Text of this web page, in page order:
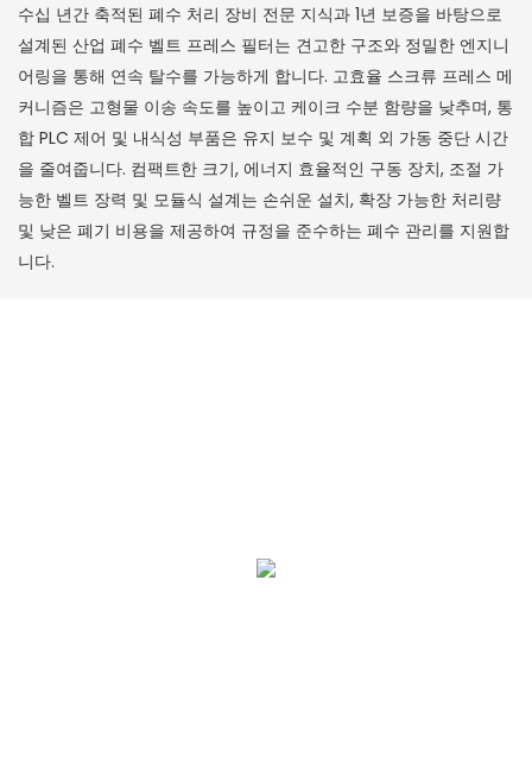
수십 년간 축적된 폐수 처리 장비 전문 지식과 1년 보증을 바탕으로
설계된 산업 폐수 벨트 프레스 필터는 견고한 구조와 정밀한 엔지니
어링을 통해 연속 탈수를 가능하게 합니다. 고효율 스크류 프레스 메
커니즘은 고형물 이송 속도를 높이고 케이크 수분 함량을 낮추며, 통
합 PLC 제어 및 내식성 부품은 유지 보수 및 계획 외 가동 중단 시간
을 줄여줍니다. 컴팩트한 크기, 에너지 효율적인 구동 장치, 조절 가
능한 벨트 장력 및 모듈식 설계는 손쉬운 설치, 확장 가능한 처리량
및 낮은 폐기 비용을 제공하여 규정을 준수하는 폐수 관리를 지원합
니다.